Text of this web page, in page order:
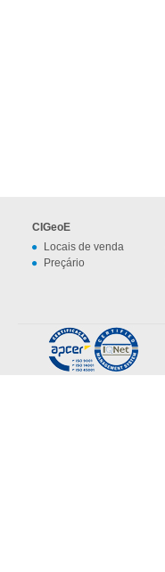
CIGeoE
Locais de venda
Preçário